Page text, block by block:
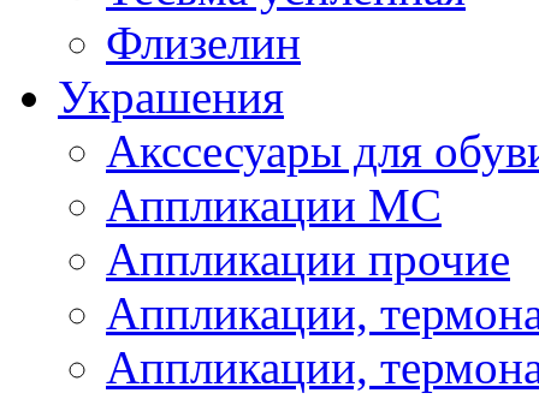
Флизелин
Украшения
Акссесуары для
Аппликации МС
Аппликации прочие
Аппликации,
Аппликации,